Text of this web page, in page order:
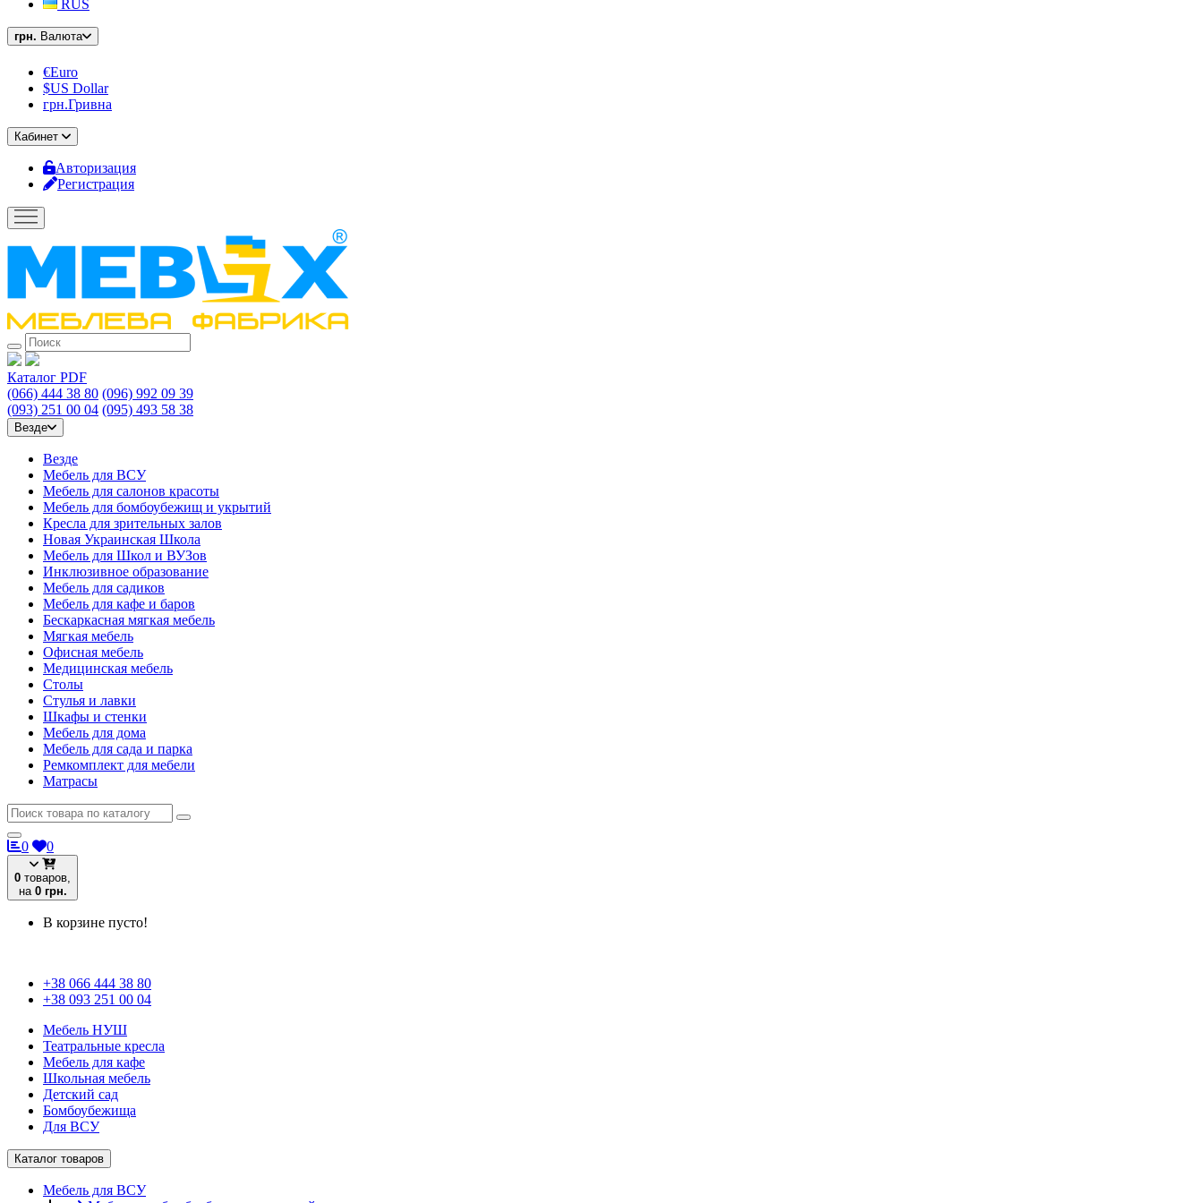
RUS
грн. Валюта
€Euro
$US Dollar
грн.Гривна
Кабинет
Авторизация
Регистрация
Каталог PDF
(066) 444 38 80 (096) 992 09 39
(093) 251 00 04 (095) 493 58 38
Везде
Везде
Мебель для ВСУ
Мебель для салонов красоты
Мебель для бомбоубежищ и укрытий
Кресла для зрительных залов
Новая Украинская Школа
Мебель для Школ и ВУЗов
Инклюзивное образование
Мебель для садиков
Мебель для кафе и баров
Бескаркасная мягкая мебель
Мягкая мебель
Офисная мебель
Медицинская мебель
Столы
Стулья и лавки
Шкафы и стенки
Мебель для дома
Мебель для сада и парка
Ремкомплект для мебели
Матрасы
0 0
0 товаров,
на 0 грн.
В корзине пусто!
+38 066 444 38 80
+38 093 251 00 04
Мебель НУШ
Театральные кресла
Мебель для кафе
Школьная мебель
Детский сад
Бомбоубежища
Для ВСУ
Каталог товаров
Мебель для ВСУ